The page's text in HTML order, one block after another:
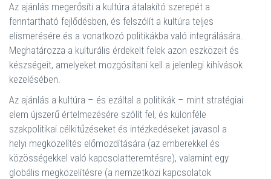
Az ajánlás megerősíti a kultúra átalakító szerepét a
fenntartható fejlődésben, és felszólít a kultúra teljes
elismerésére és a vonatkozó politikákba való integrálására.
Meghatározza a kulturális érdekelt felek azon eszközeit és
készségeit, amelyeket mozgósítani kell a jelenlegi kihívások
kezelésében.
Az ajánlás a kultúra – és ezáltal a politikák – mint stratégiai
elem újszerű értelmezésére szólít fel, és különféle
szakpolitikai célkitűzéseket és intézkedéseket javasol a
helyi megközelítés előmozdítására (az emberekkel és
közösségekkel való kapcsolatteremtésre), valamint egy
globális megközelítésre (a nemzetközi kapcsolatok